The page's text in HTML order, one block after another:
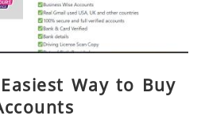
Way to Buy